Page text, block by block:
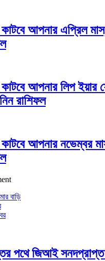
আপনার এপ্রিল
আপনার লিপ ইয়ার
রাশিফল
আপনার নভেম্বর
বাড়ি
পথে জিআই সনদপ্রাপ্ত